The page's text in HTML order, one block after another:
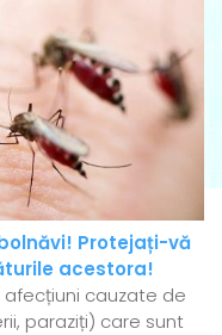
Protejați-vă
acestora!
cauzate de
paraziți) care sunt